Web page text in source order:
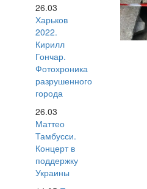
26.03
Харьков
2022.
Кирилл
Гончар.
Фотохроника
разрушенного
города
26.03
Маттео
Тамбусси.
Концерт в
поддержку
Украины